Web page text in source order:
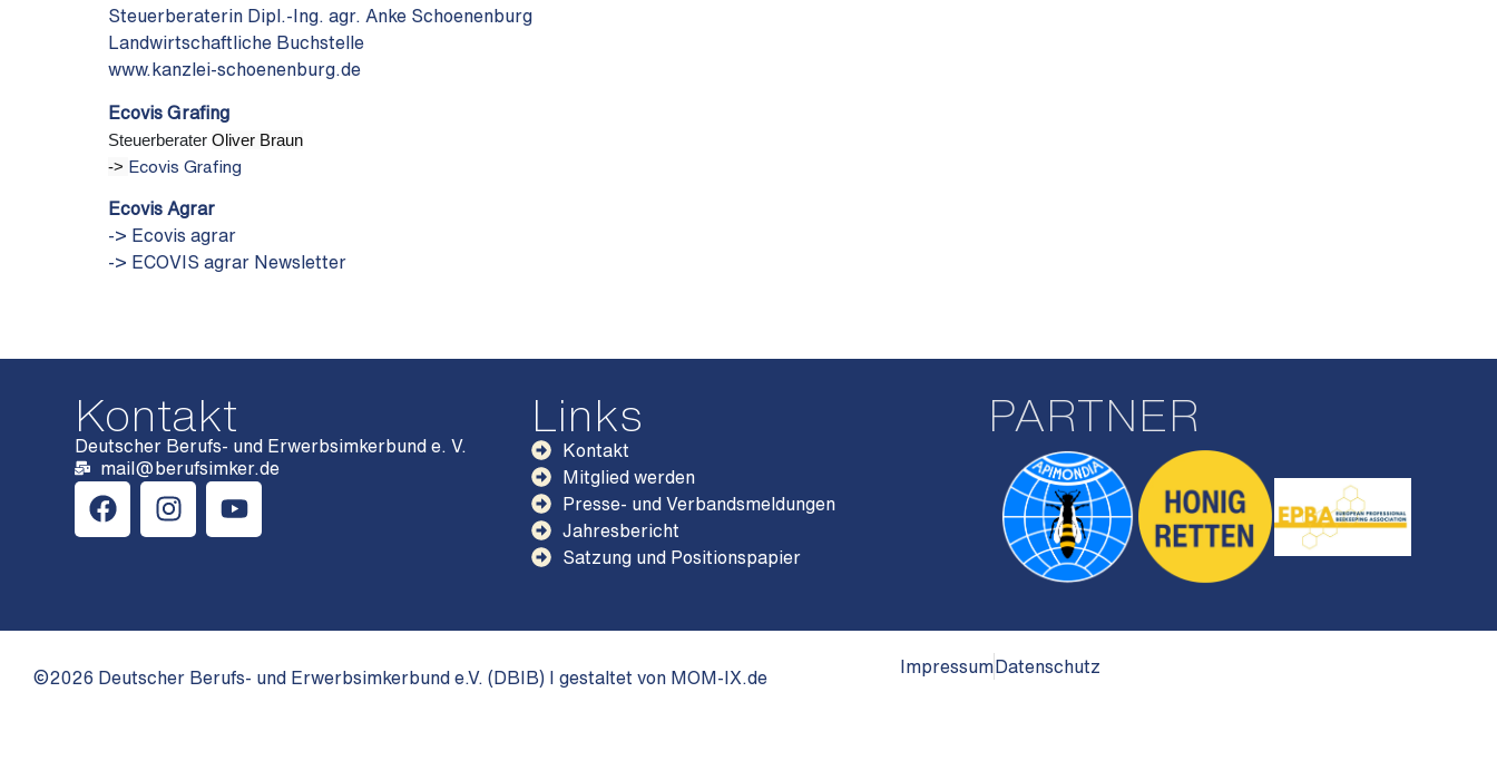
Steuerberaterin Dipl.-Ing. agr. Anke Schoenenburg
Landwirtschaftliche Buchstelle
www.kanzlei-schoenenburg.de
Ecovis Grafing
SteuerberaterOliver Braun
-> Ecovis Grafing
Ecovis Agrar
-> Ecovis agrar
-> ECOVIS agrar Newsletter
Kontakt
Deutscher Berufs- und Erwerbsimkerbund e. V.
mail@berufsimker.de
Links
Kontakt
Mitglied werden
Presse- und Verbandsmeldungen
Jahresbericht
Satzung und Positionspapier
PARTNER
©2026 Deutscher Berufs- und Erwerbsimkerbund e.V. (DBIB) I gestaltet von MOM-IX.de
Impressum Datenschutz